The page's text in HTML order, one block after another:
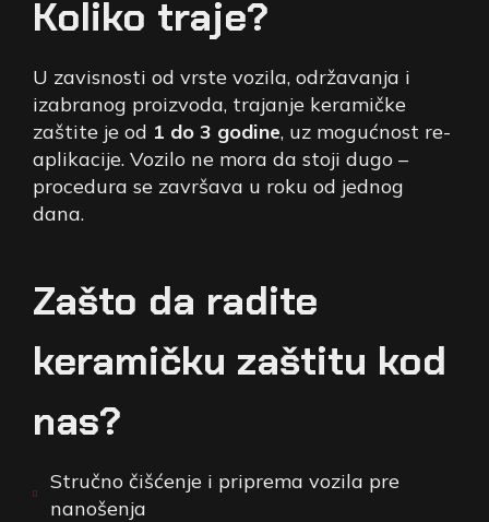
Koliko traje?
U zavisnosti od vrste vozila, održavanja i
izabranog proizvoda, trajanje keramičke
zaštite je od 1 do 3 godine, uz mogućnost re-
aplikacije. Vozilo ne mora da stoji dugo –
procedura se završava u roku od jednog
dana.
Zašto da radite
keramičku zaštitu kod
nas?
Stručno čišćenje i priprema vozila pre
nanošenja